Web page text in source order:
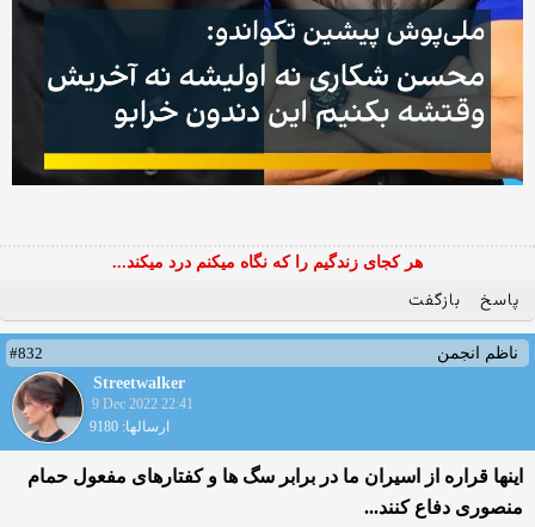
هر کجای زندگیم را که نگاه میکنم درد میکند...
پاسخ بازگفت
ناظم انجمن
#832
Streetwalker
9 Dec 2022 22:41
ارسالها: 9180
اینها قراره از اسیران ما در برابر سگ ها و کفتارهای مفعول حمام
منصوری دفاع کنند...